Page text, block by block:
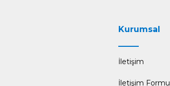
Kurumsal
İletişim
İletişim Formu